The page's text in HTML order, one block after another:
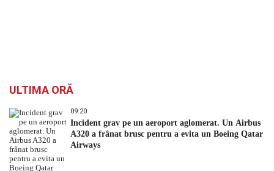
ULTIMA ORĂ
09:20
Incident grav pe un aeroport aglomerat. Un Airbus
A320 a frânat brusc pentru a evita un Boeing Qatar
Airways